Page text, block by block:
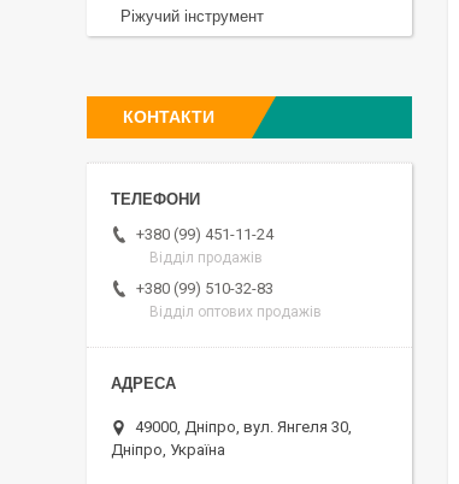
Ріжучий інструмент
КОНТАКТИ
+380 (99) 451-11-24
Відділ продажів
+380 (99) 510-32-83
Відділ оптових продажів
49000, Дніпро, вул. Янгеля 30,
Дніпро, Україна